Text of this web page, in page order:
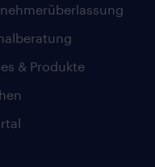
& Produkte